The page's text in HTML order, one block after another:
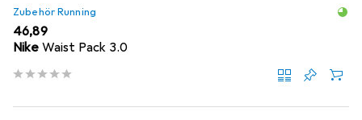
Zubehör Running
EUR
46,89
Nike Waist Pack 3.0